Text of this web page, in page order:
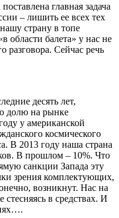
главная задача
– лишить ее всех тех
страну в топе
области балета» у нас не
разговора. Сейчас речь
десять лет,
долю на рынке
у американской
космического
В 2013 году наша страна
В прошлом – 10%. Что
санкции Запада эту
зрения комплектующих,
возникнут. Нас на
стесняясь в средствах. И